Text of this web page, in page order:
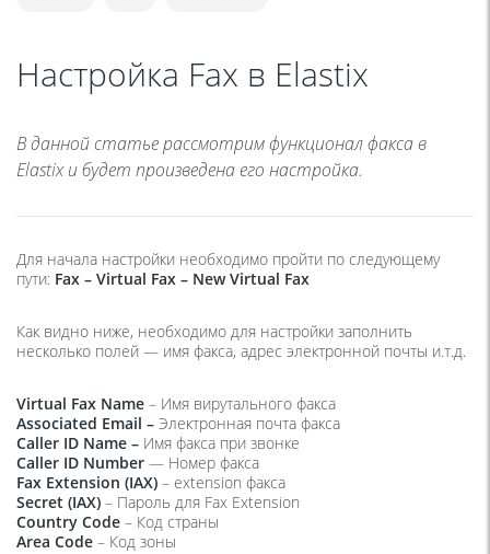
Настройка Fax в Elastix
В данной статье рассмотрим функционал факса в
Elastix и будет произведена его настройка.
Для начала настройки необходимо пройти по следующему
пути: Fax – Virtual Fax – New Virtual Fax
Как видно ниже, необходимо для настройки заполнить
несколько полей — имя факса, адрес электронной почты и.т.д.
Virtual Fax Name – Имя вирутального факса
Associated Email – Электронная почта факса
Caller ID Name – Имя факса при звонке
Caller ID Number — Номер факса
Fax Extension (IAX) – extension факса
Secret (IAX) – Пароль для Fax Extension
Country Code – Код страны
Area Code – Код зоны